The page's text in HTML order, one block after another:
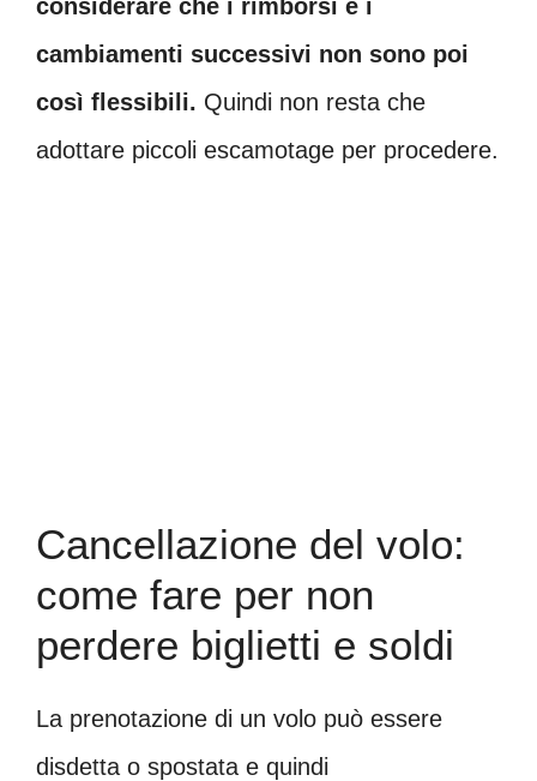
considerare che i rimborsi e i
cambiamenti successivi non sono poi
così flessibili. Quindi non resta che
adottare piccoli escamotage per procedere.
Cancellazione del volo:
come fare per non
perdere biglietti e soldi
La prenotazione di un volo può essere
disdetta o spostata e quindi